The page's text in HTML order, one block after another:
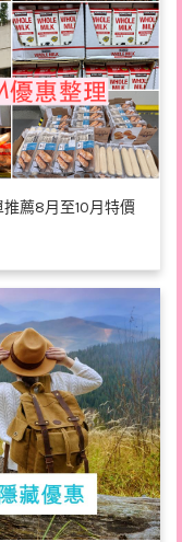
薦8月至10月特價